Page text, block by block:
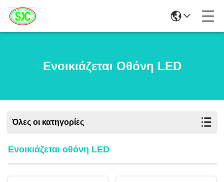
Ενοικιάζεται Οθόνη LED
Όλες οι κατηγορίες
Ενοικιάζεται οθόνη LED